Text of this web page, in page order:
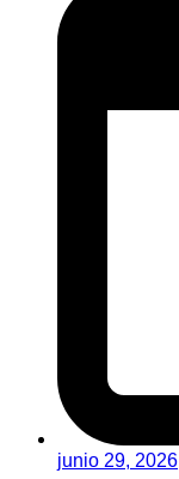
junio 29, 2026